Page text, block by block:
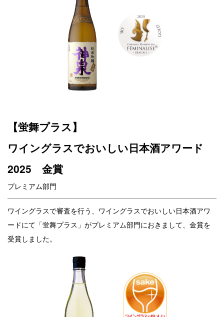
【蛍舞プラス】
ワイングラスでおいしい日本酒アワード
2025 金賞
プレミアム部門
ワイングラスで審査を行う、ワイングラスでおいしい日本酒アワ
ードにて「蛍舞プラス」がプレミアム部門におきまして、金賞を
受賞しました。